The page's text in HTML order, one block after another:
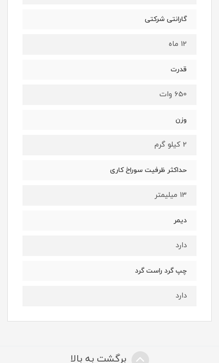
گارانتی شرکتی
12 ماه
قدرت
650 وات
وزن
2 کیلو گرم
حداکثر ظرفیت سوراخ کاری
13 میلیمتر
دیمر
دارد
چپ گرد راست گرد
دارد
برگشت به بالا